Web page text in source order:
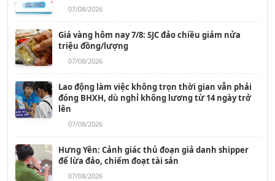
07/08/2026
Giá vàng hôm nay 7/8: SJC đảo chiều giảm nửa
triệu đồng/lượng
07/08/2026
Lao động làm việc không trọn thời gian vẫn phải
đóng BHXH, dù nghỉ không lương từ 14 ngày trở
lên
07/08/2026
Hưng Yên: Cảnh giác thủ đoạn giả danh shipper
để lừa đảo, chiếm đoạt tài sản
07/08/2026